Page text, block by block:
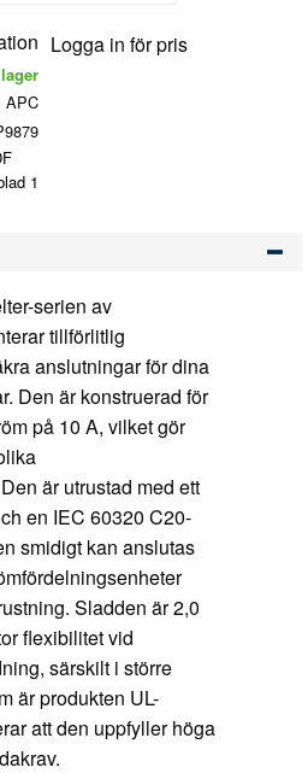
APC
1
Logga in för pris
serien av
tillförlitlig
anslutningar för dina
Den är konstruerad för
på 10 A, vilket gör
är utrustad med ett
en IEC 60320 C20-
smidigt kan anslutas
Sladden är 2,0
flexibilitet vid
särskilt i större
är produkten UL-
att den uppfyller höga